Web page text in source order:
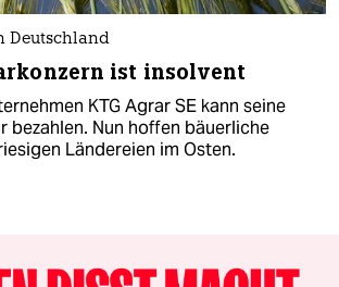
Deutschland
ist insolvent
KTG Agrar SE kann seine
bezahlen. Nun hoffen bäuerliche
Ländereien im Osten.